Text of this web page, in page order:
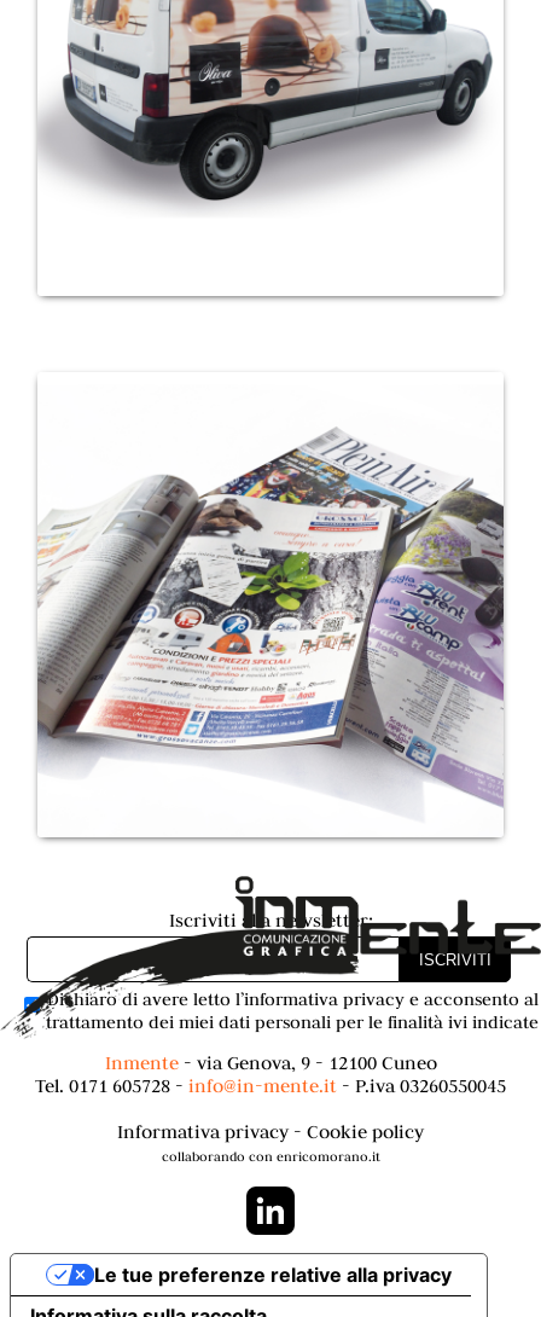
Iscriviti alla newsletter:
Dichiaro di avere letto l’informativa privacye acconsento al
trattamento dei miei dati personali per le finalità ivi indicate
Inmente- via Genova, 9 - 12100 Cuneo
Tel. 0171 605728 - info@in-mente.it - P.iva 03260550045
Informativa privacy- Cookie policy
collaborando con enricomorano.it
Le tue preferenze relative alla privacy